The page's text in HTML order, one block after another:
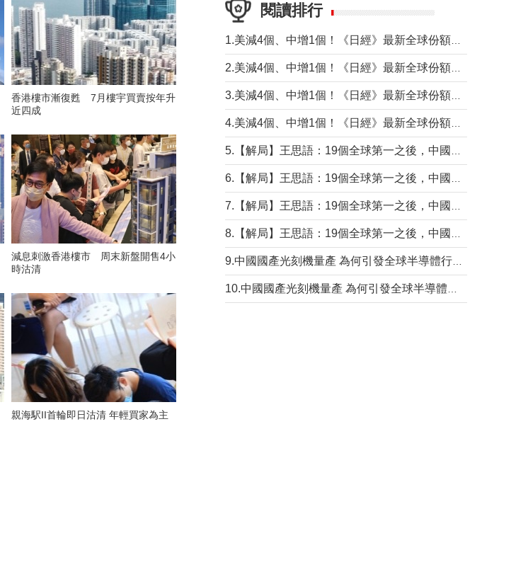
香港樓市漸復甦 7月樓宇買賣按年升
近四成
減息刺激香港樓市 周末新盤開售4小
時沽清
親海駅II首輪即日沽清 年輕買家為主
閱讀排行